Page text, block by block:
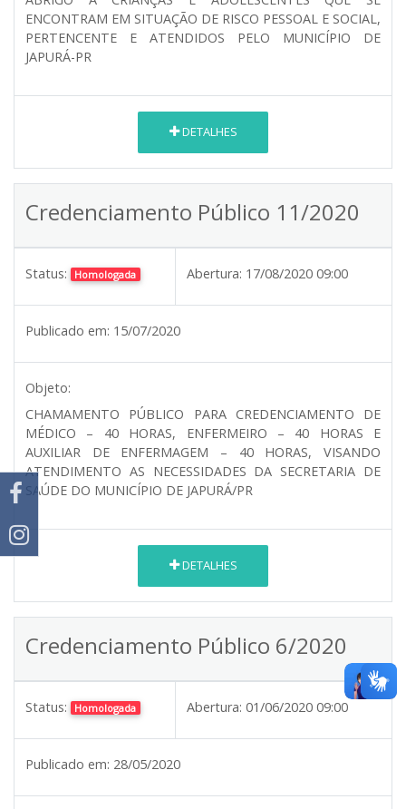
ENCONTRAM EM SITUAÇÃO DE RISCO PESSOAL E SOCIAL,
PERTENCENTE E ATENDIDOS PELO MUNICÍPIO DE
JAPURÁ-PR
DETALHES
Credenciamento Público 11/2020
Status: Homologada Abertura: 17/08/2020 09:00
Publicado em: 15/07/2020
Objeto:
CHAMAMENTO PÚBLICO PARA CREDENCIAMENTO DE
MÉDICO – 40 HORAS, ENFERMEIRO – 40 HORAS E
AUXILIAR DE ENFERMAGEM – 40 HORAS, VISANDO
ATENDIMENTO AS NECESSIDADES DA SECRETARIA DE
SAÚDE DO MUNICÍPIO DE JAPURÁ/PR
DETALHES
Credenciamento Público 6/2020
Status: Homologada Abertura: 01/06/2020 09:00
Publicado em: 28/05/2020